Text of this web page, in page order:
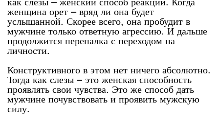
женщина орет – вряд ли она будет
услышанной. Скорее всего, она пробудит в
мужчине только ответную агрессию. И дальше
продолжится перепалка с переходом на
личности.
Конструктивного в этом нет ничего абсолютно.
Тогда как слезы – это женская способность
проявлять свои чувства. Это же способ дать
мужчине почувствовать и проявить мужскую
силу.